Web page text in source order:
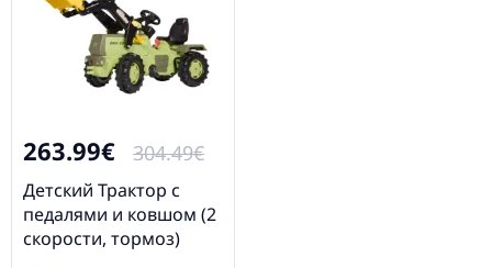
263.99€ 304.49€
Детский Трактор с
педалями и ковшом (2
скорости, тормоз)